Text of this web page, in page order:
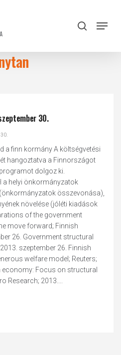
search
Menu
30.
a finn kormány A költségvetési
hangoztatva a Finnországot
dolgoz ki.
a helyi önkormányzatok
összevonása),
növelése (jóléti kiadások
of the government
move forward; Finnish
26. Government structural
szeptember 26. Finnish
welfare model; Reuters;
Focus on structural
Research; 2013....
Close